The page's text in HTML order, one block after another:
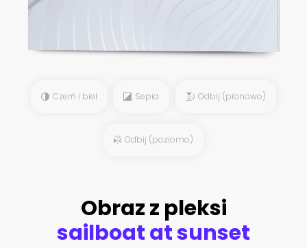
Czerń i biel Sepia Odbij (pionowo)
Odbij (poziomo)
Obraz z pleksi
sailboat at sunset